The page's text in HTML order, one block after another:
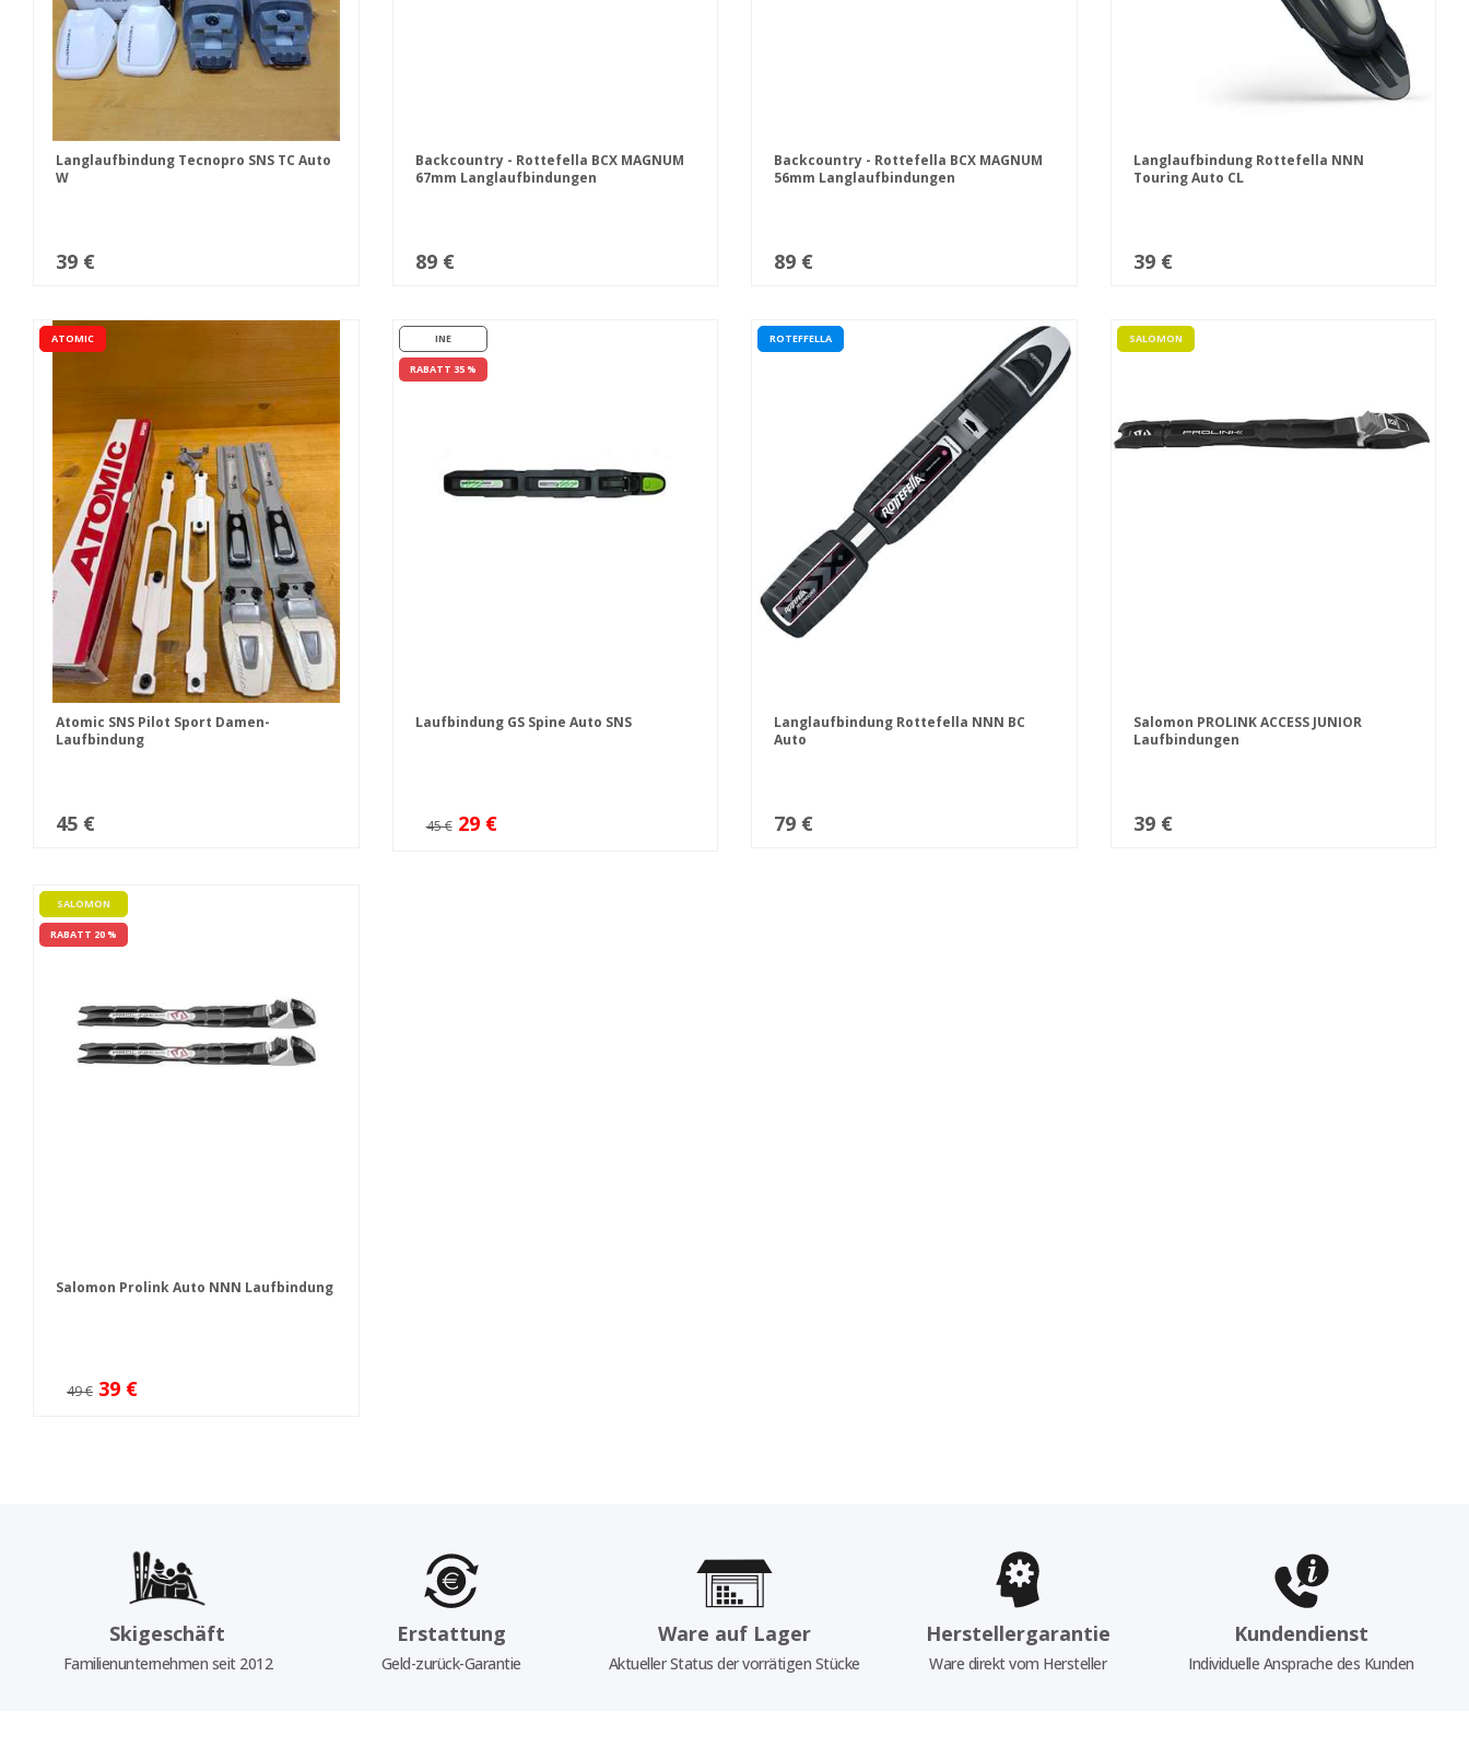
Langlaufbindung Tecnopro SNS TC Auto
W
39 €
Backcountry - Rottefella BCX MAGNUM
67mm Langlaufbindungen
89 €
Backcountry - Rottefella BCX MAGNUM
56mm Langlaufbindungen
89 €
Langlaufbindung Rottefella NNN
Touring Auto CL
39 €
ATOMIC
Atomic SNS Pilot Sport Damen-
Laufbindung
45 €
INE
RABATT 35 %
Laufbindung GS Spine Auto SNS
45 € 29 €
ROTEFFELLA
Langlaufbindung Rottefella NNN BC
Auto
79 €
SALOMON
Salomon PROLINK ACCESS JUNIOR
Laufbindungen
39 €
SALOMON
RABATT 20 %
Salomon Prolink Auto NNN Laufbindung
49 € 39 €
Skigeschäft
Familienunternehmen seit 2012
Erstattung
Geld-zurück-Garantie
Ware auf Lager
Aktueller Status der vorrätigen Stücke
Herstellergarantie
Ware direkt vom Hersteller
Kundendienst
Individuelle Ansprache des Kunden